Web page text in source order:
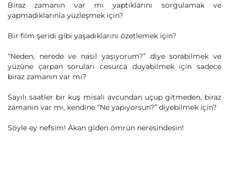
Biraz zamanın var mı yaptıklarını sorgulamak ve
yapmadıklarınla yüzleşmek için?
Bir film şeridi gibi yaşadıklarını özetlemek için?
“Neden, nerede ve nasıl yaşıyorum?” diye sorabilmek ve
yüzüne çarpan soruları cesurca duyabilmek için sadece
biraz zamanın var mı?
Sayılı saatler bir kuş misali avcundan uçup gitmeden, biraz
zamanın var mı, kendine “Ne yapıyorsun?” diyebilmek için?
Söyle ey nefsim! Akan giden ömrün neresindesin!